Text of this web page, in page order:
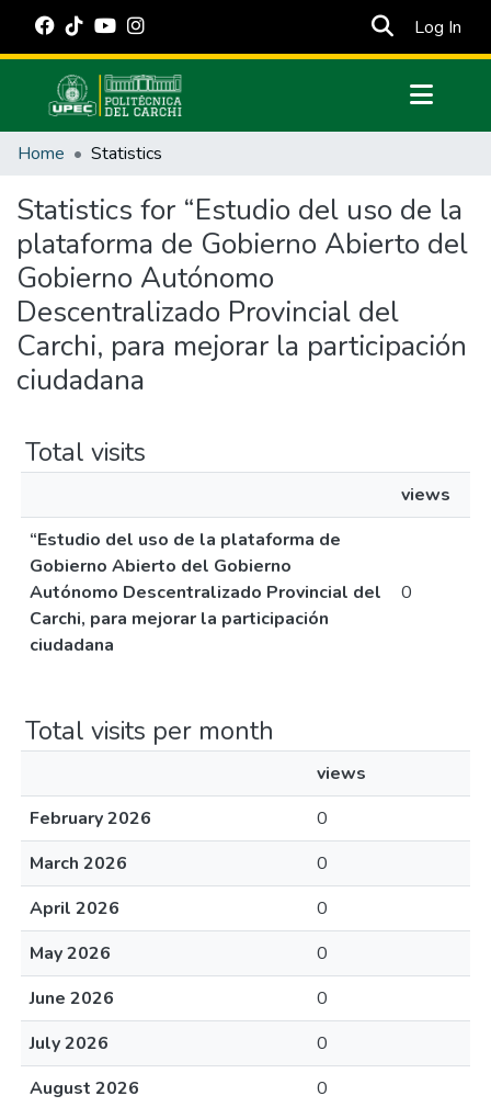
Log In
Communities & Collections
Estadísticas Externas
Manuales
Home Statistics
Statistics for “Estudio del uso de la
plataforma de Gobierno Abierto del
Gobierno Autónomo
Descentralizado Provincial del
Carchi, para mejorar la participación
ciudadana
Total visits
views
“Estudio del uso de la plataforma de
Gobierno Abierto del Gobierno
Autónomo Descentralizado Provincial del
Carchi, para mejorar la participación
ciudadana
0
Total visits per month
views
February 2026
0
March 2026
0
April 2026
0
May 2026
0
June 2026
0
July 2026
0
August 2026
0